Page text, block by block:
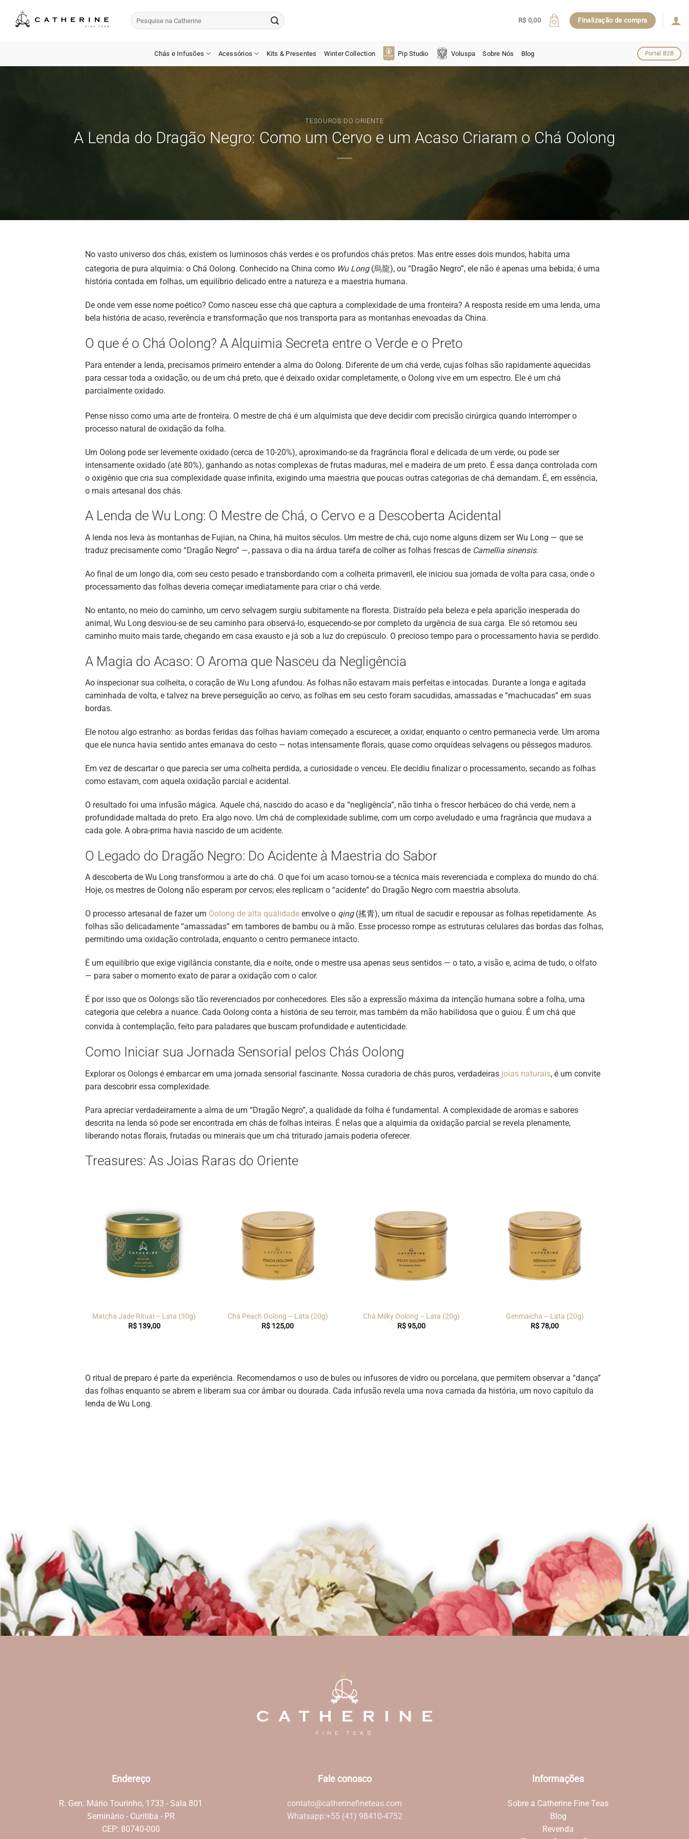
Pesquisar
por:
R$ 0,00 Finalização de compra
Chás e Infusões Acessórios Kits & Presentes Winter Collection Pip Studio Voluspa Sobre Nós Blog Portal B2B
TESOUROS DO ORIENTE
A Lenda do Dragão Negro: Como um Cervo e um Acaso Criaram o Chá Oolong
No vasto universo dos chás, existem os luminosos chás verdes e os profundos chás pretos. Mas entre esses dois mundos, habita uma
categoria de pura alquimia: o Chá Oolong. Conhecido na China como Wu Long(烏龍), ou “Dragão Negro”, ele não é apenas uma bebida; é uma
história contada em folhas, um equilíbrio delicado entre a natureza e a maestria humana.
De onde vem esse nome poético? Como nasceu esse chá que captura a complexidade de uma fronteira? A resposta reside em uma lenda, uma
bela história de acaso, reverência e transformação que nos transporta para as montanhas enevoadas da China.
O que é o Chá Oolong? A Alquimia Secreta entre o Verde e o Preto
Para entender a lenda, precisamos primeiro entender a alma do Oolong. Diferente de um chá verde, cujas folhas são rapidamente aquecidas
para cessar toda a oxidação, ou de um chá preto, que é deixado oxidar completamente, o Oolong vive em um espectro. Ele é um chá
parcialmente oxidado.
Pense nisso como uma arte de fronteira. O mestre de chá é um alquimistaque deve decidir com precisão cirúrgica quando interromper o
processo natural de oxidação da folha.
Um Oolong pode ser levemente oxidado (cerca de 10-20%), aproximando-se da fragrância floral e delicada de um verde, ou pode ser
intensamente oxidado (até 80%), ganhando as notas complexas de frutas maduras, mel e madeira de um preto. É essa dança controlada com
o oxigênio que cria sua complexidade quase infinita, exigindo uma maestria que poucas outras categorias de chá demandam. É, em essência,
o mais artesanal dos chás.
A Lenda de Wu Long: O Mestre de Chá, o Cervo e a Descoberta Acidental
A lenda nos leva às montanhas de Fujian, na China, há muitos séculos. Um mestre de chá, cujo nome alguns dizem ser Wu Long — que se
traduz precisamente como “Dragão Negro” —, passava o dia na árdua tarefa de colher as folhas frescas de Camellia sinensis.
Ao final de um longo dia, com seu cesto pesado e transbordando com a colheita primaveril, ele iniciou sua jornada de volta para casa, onde o
processamento das folhas deveria começar imediatamente para criar o chá verde.
No entanto, no meio do caminho, um cervo selvagem surgiu subitamente na floresta. Distraído pela beleza e pela aparição inesperada do
animal, Wu Long desviou-se de seu caminho para observá-lo, esquecendo-se por completo da urgência de sua carga. Ele só retomou seu
caminho muito mais tarde, chegando em casa exausto e já sob a luz do crepúsculo. O precioso tempo para o processamento havia se perdido.
A Magia do Acaso: O Aroma que Nasceu da Negligência
Ao inspecionar sua colheita, o coração de Wu Long afundou. As folhas não estavam mais perfeitas e intocadas. Durante a longa e agitada
caminhada de volta, e talvez na breve perseguição ao cervo, as folhas em seu cesto foram sacudidas, amassadas e “machucadas” em suas
bordas.
Ele notou algo estranho: as bordas feridas das folhas haviam começado a escurecer, a oxidar, enquanto o centro permanecia verde. Um aroma
que ele nunca havia sentido antes emanava do cesto — notas intensamente florais, quase como orquídeas selvagens ou pêssegos maduros.
Em vez de descartar o que parecia ser uma colheita perdida, a curiosidade o venceu. Ele decidiu finalizar o processamento, secando as folhas
como estavam, com aquela oxidação parcial e acidental.
O resultado foi uma infusão mágica. Aquele chá, nascido do acaso e da “negligência”, não tinha o frescor herbáceo do chá verde, nem a
profundidade maltada do preto. Era algo novo. Um chá de complexidade sublime, com um corpo aveludado e uma fragrância que mudava a
cada gole. A obra-prima havia nascido de um acidente.
O Legado do Dragão Negro: Do Acidente à Maestria do Sabor
A descoberta de Wu Long transformou a arte do chá. O que foi um acaso tornou-se a técnica mais reverenciada e complexa do mundo do chá.
Hoje, os mestres de Oolong não esperam por cervos; eles replicam o “acidente” do Dragão Negro com maestria absoluta.
O processo artesanal de fazer um Oolong de alta qualidade envolve o qing(搖青), um ritual de sacudir e repousar as folhas repetidamente. As
folhas são delicadamente “amassadas” em tambores de bambu ou à mão. Esse processo rompe as estruturas celulares das bordas das folhas,
permitindo uma oxidação controlada, enquanto o centro permanece intacto.
É um equilíbrio que exige vigilância constante, dia e noite, onde o mestre usa apenas seus sentidos — o tato, a visão e, acima de tudo, o olfato
— para saber o momento exato de parar a oxidação com o calor.
É por isso que os Oolongs são tão reverenciados por conhecedores. Eles são a expressão máxima da intenção humana sobre a folha, uma
categoria que celebra a nuance. Cada Oolong conta a história de seu terroir, mas também da mão habilidosa que o guiou. É um chá que
convida à contemplação, feito para paladares que buscam profundidade e autenticidade.
Como Iniciar sua Jornada Sensorial pelos Chás Oolong
Explorar os Oolongs é embarcar em uma jornada sensorial fascinante. Nossa curadoria de chás puros, verdadeiras joias naturais, é um convite
para descobrir essa complexidade.
Para apreciar verdadeiramente a alma de um “Dragão Negro”, a qualidade da folha é fundamental. A complexidade de aromas e sabores
descrita na lenda só pode ser encontrada em chás de folhas inteiras. É nelas que a alquimia da oxidação parcial se revela plenamente,
liberando notas florais, frutadas ou minerais que um chá triturado jamais poderia oferecer.
Treasures: As Joias Raras do Oriente
Matcha Jade Ritual – Lata (30g)
R$139,00
Chá Peach Oolong – Lata (20g)
R$ 125,00
Chá Milky Oolong – Lata (20g)
R$95,00
Genmaicha – Lata (20g)
R$78,00
O ritual de preparo é parte da experiência. Recomendamos o uso de bules ou infusores de vidro ou porcelana, que permitem observar a “dança”
das folhas enquanto se abrem e liberam sua cor âmbar ou dourada. Cada infusão revela uma nova camada da história, um novo capítulo da
lenda de Wu Long.
Endereço
R. Gen. Mário Tourinho, 1733 - Sala 801
Seminário - Curitiba - PR
CEP: 80740-000
Fale conosco
contato@catherinefineteas.com
Whatsapp:+55 (41) 98410-4752
Informações
Sobre a Catherine Fine Teas
Blog
Revenda